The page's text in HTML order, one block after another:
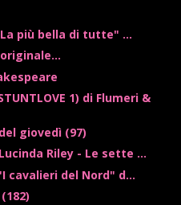
più bella di tutte" ...
1) di Flumeri &
giovedì (97)
Riley - Le sette ...
cavalieri del Nord" d...